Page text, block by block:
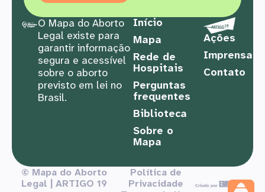
O Mapa do Aborto
Legal existe para
garantir informação
segura e acessível
sobre o aborto
previsto em lei no
Brasil.
Início
Mapa
Rede de
Hospitais
Perguntas
frequentes
Biblioteca
Sobre o
Mapa
Ações
Imprensa
Contato
© Mapa do Aborto
Legal | ARTIGO 19
Política de
Privacidade